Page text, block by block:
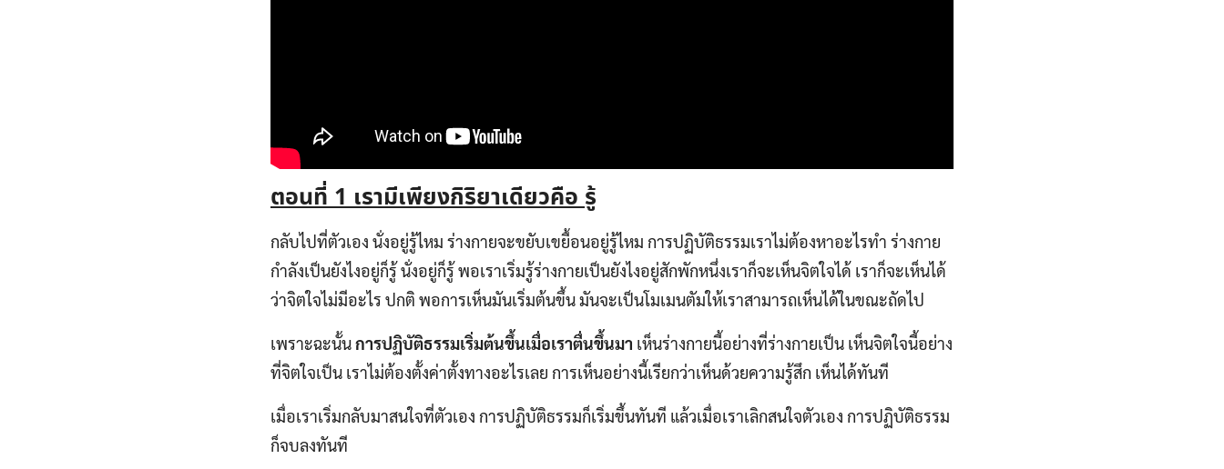
ตอนที่1 เรามีเพียงกิริยาเดียวคือ รู้
กลับไปที่ตัวเอง นั่งอยู่รู้ไหม ร่างกายจะขยับเขยื้อนอยู่รู้ไหม การปฏิบัติธรรมเราไม่ต้องหาอะไรทำ ร่างกาย
กำลังเป็นยังไงอยู่ก็รู้ นั่งอยู่ก็รู้ พอเราเริ่มรู้ร่างกายเป็นยังไงอยู่สักพักหนึ่งเราก็จะเห็นจิตใจได้ เราก็จะเห็นได้
ว่าจิตใจไม่มีอะไร ปกติ พอการเห็นมันเริ่มต้นขึ้น มันจะเป็นโมเมนตัมให้เราสามารถเห็นได้ในขณะถัดไป
เพราะฉะนั้นการปฏิบัติธรรมเริ่มต้นขึ้นเมื่อเราตื่นขึ้นมา เห็นร่างกายนี้อย่างที่ร่างกายเป็น เห็นจิตใจนี้อย่าง
ที่จิตใจเป็น เราไม่ต้องตั้งค่าตั้งทางอะไรเลย การเห็นอย่างนี้เรียกว่าเห็นด้วยความรู้สึก เห็นได้ทันที
เมื่อเราเริ่มกลับมาสนใจที่ตัวเอง การปฏิบัติธรรมก็เริ่มขึ้นทันที แล้วเมื่อเราเลิกสนใจตัวเอง การปฏิบัติธรรม
ก็จบลงทันที